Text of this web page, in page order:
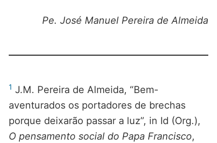
Pe. José Manuel Pereira de Almeida
1 J.M. Pereira de Almeida, “Bem-
aventurados os portadores de brechas
porque deixarão passar a luz”, in Id (Org.),
O pensamento social do Papa Francisco,